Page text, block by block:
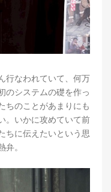
行なわれていて、何万
のシステムの礎を作っ
ちのことがあまりにも
。いかに攻めていて前
ちに伝えたいという思
弁。